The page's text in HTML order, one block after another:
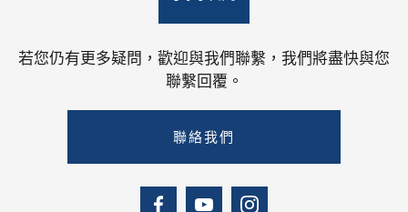
若您仍有更多疑問，歡迎與我們聯繫，我們將盡快與您
聯繫回覆。
聯絡我們